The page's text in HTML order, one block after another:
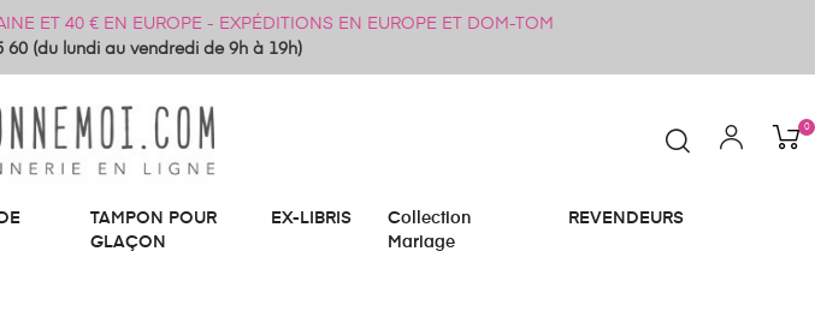
ET 40 € EN EUROPE - EXPÉDITIONS EN EUROPE ET DOM-TOM
60 (du lundi au vendredi de 9h à 19h)
0
TAMPON POUR
GLAÇON
EX-LIBRIS
Collection
Mariage
REVENDEURS